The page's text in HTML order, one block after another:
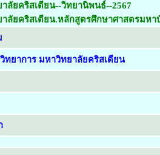
ลัยคริสเตียน--วิทยานิพนธ์--2567
าลัยคริสเตียน.หลักสูตรศึกษาศาสตรมห
ทยาการ มหาวิทยาลัยคริสเตียน